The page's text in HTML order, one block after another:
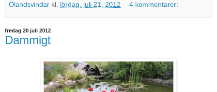
Ölandsvindar kl. lördag, juli 21, 2012 4 kommentarer:
fredag 20 juli 2012
Dammigt